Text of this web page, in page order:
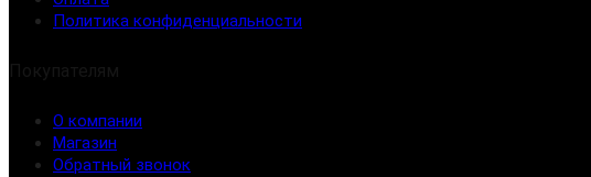
Политика конфиденциальности
О компании
Магазин
Обратный звонок